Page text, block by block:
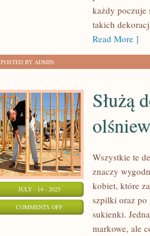
NAJWAŻNIEJSZYM,
BĄDŹ
JEDNYM
NAJWAŻNIEJSZYCH
DNI
W
ŻYCIU
każdy poczuje
takich
Read More ]
POSTED BY ADMIN
JULY - 14 - 2025
COMMENTS OFFON
Służą
Wszystkie te
znaczy
kobiet, które
szpilki oraz po
sukienki.
markowe, ale